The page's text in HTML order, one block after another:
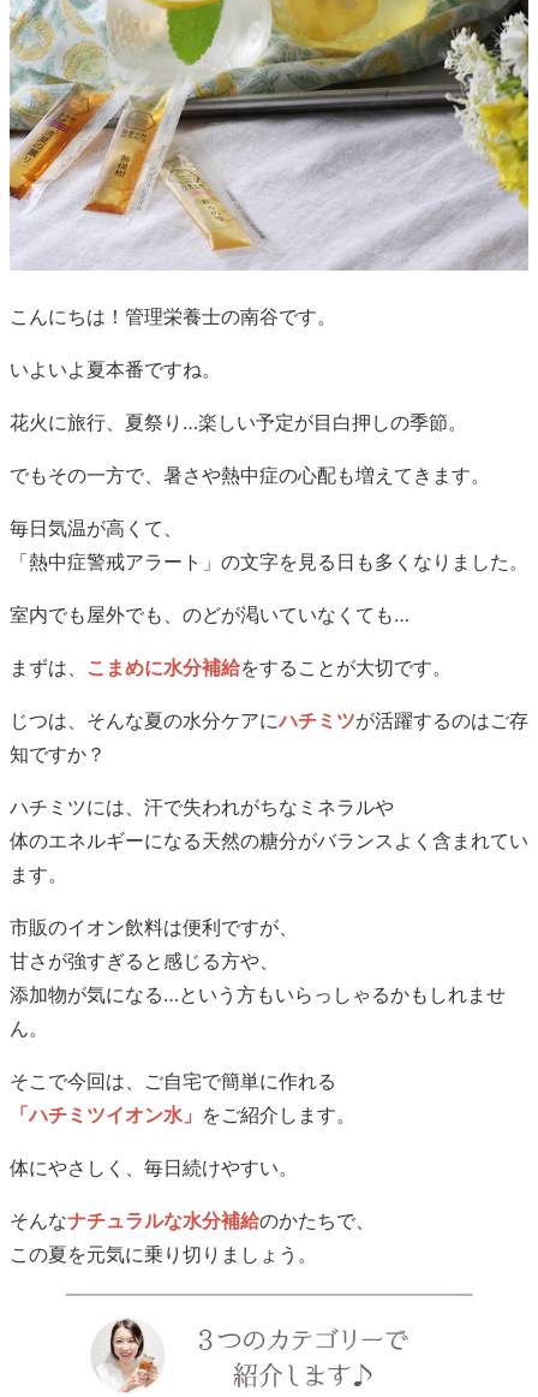
こんにちは！管理栄養士の南谷です。
いよいよ夏本番ですね。
花火に旅行、夏祭り…楽しい予定が目白押しの季節。
でもその一方で、暑さや熱中症の心配も増えてきます。
毎日気温が高くて、
「熱中症警戒アラート」の文字を見る日も多くなりました。
室内でも屋外でも、のどが渇いていなくても…
まずは、 こまめに水分補給をすることが大切です。
じつは、そんな夏の水分ケアにハチミツが活躍するのはご存
知ですか？
ハチミツには、汗で失われがちなミネラルや
体のエネルギーになる天然の糖分がバランスよく含まれてい
ます。
市販のイオン飲料は便利ですが、
甘さが強すぎると感じる方や、
添加物が気になる…という方もいらっしゃるかもしれませ
ん。
そこで今回は、ご自宅で簡単に作れる
「ハチミツイオン水」 をご紹介します。
体にやさしく、毎日続けやすい。
そんなナチュラルな水分補給のかたちで、
この夏を元気に乗り切りましょう。